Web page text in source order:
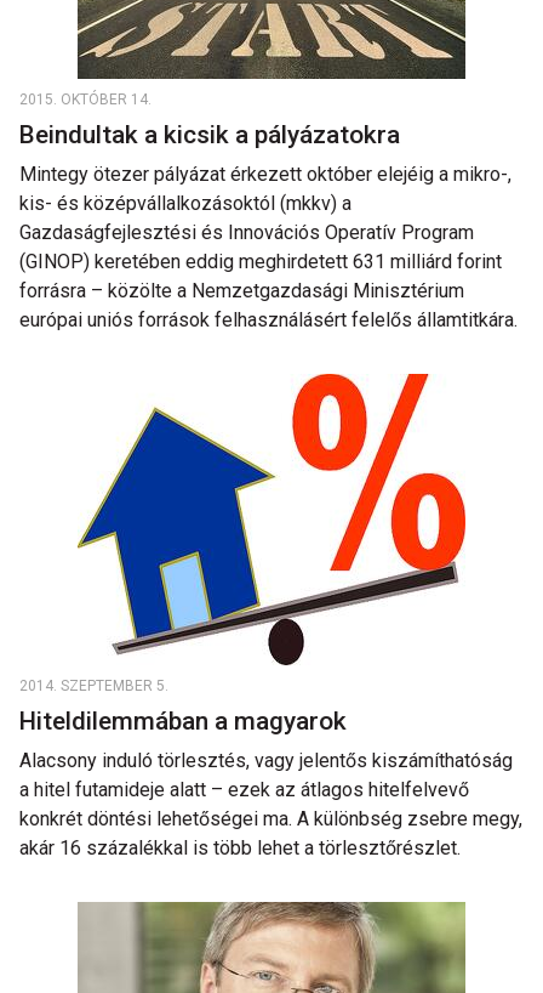
2015. OKTÓBER 14.
Beindultak a kicsik a pályázatokra
Mintegy ötezer pályázat érkezett október elejéig a mikro-,
kis- és középvállalkozásoktól (mkkv) a
Gazdaságfejlesztési és Innovációs Operatív Program
(GINOP) keretében eddig meghirdetett 631 milliárd forint
forrásra – közölte a Nemzetgazdasági Minisztérium
európai uniós források felhasználásért felelős államtitkára.
2014. SZEPTEMBER 5.
Hiteldilemmában a magyarok
Alacsony induló törlesztés, vagy jelentős kiszámíthatóság
a hitel futamideje alatt – ezek az átlagos hitelfelvevő
konkrét döntési lehetőségei ma. A különbség zsebre megy,
akár 16 százalékkal is több lehet a törlesztőrészlet.